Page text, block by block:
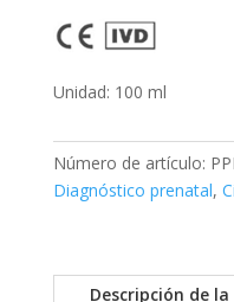
Unidad: 100 ml
Número de artículo:
Diagnóstico prenatal,
Descripción de la